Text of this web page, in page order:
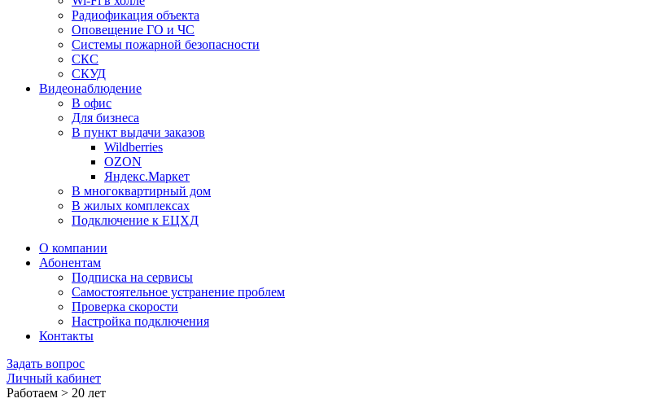
Радиофикация объекта
Оповещение ГО и ЧС
Системы пожарной безопасности
СКС
СКУД
Видеонаблюдение
В офис
Для бизнеса
В пункт выдачи заказов
Wildberries
OZON
Яндекс.Маркет
В многоквартирный дом
В жилых комплексах
Подключение к ЕЦХД
О компании
Абонентам
Подписка на сервисы
Самостоятельное устранение проблем
Проверка скорости
Настройка подключения
Контакты
Задать вопрос
Личный кабинет
Работаем > 20 лет